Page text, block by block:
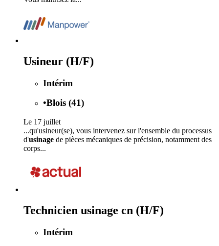
Usineur (H/F)
Intérim
•Blois (41)
Le 17 juillet
...qu'usineur(se), vous intervenez sur l'ensemble du processus
d'usinage de pièces mécaniques de précision, notamment des
corps...
Technicien usinage cn (H/F)
Intérim